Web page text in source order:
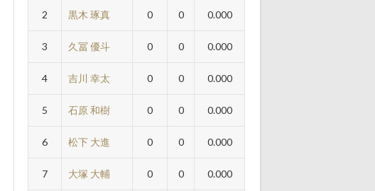
2 黒木 琢真 0 0 0.000
3 久冨 優斗 0 0 0.000
4 吉川 幸太 0 0 0.000
5 石原 和樹 0 0 0.000
6 松下 大進 0 0 0.000
7 大塚 大輔 0 0 0.000